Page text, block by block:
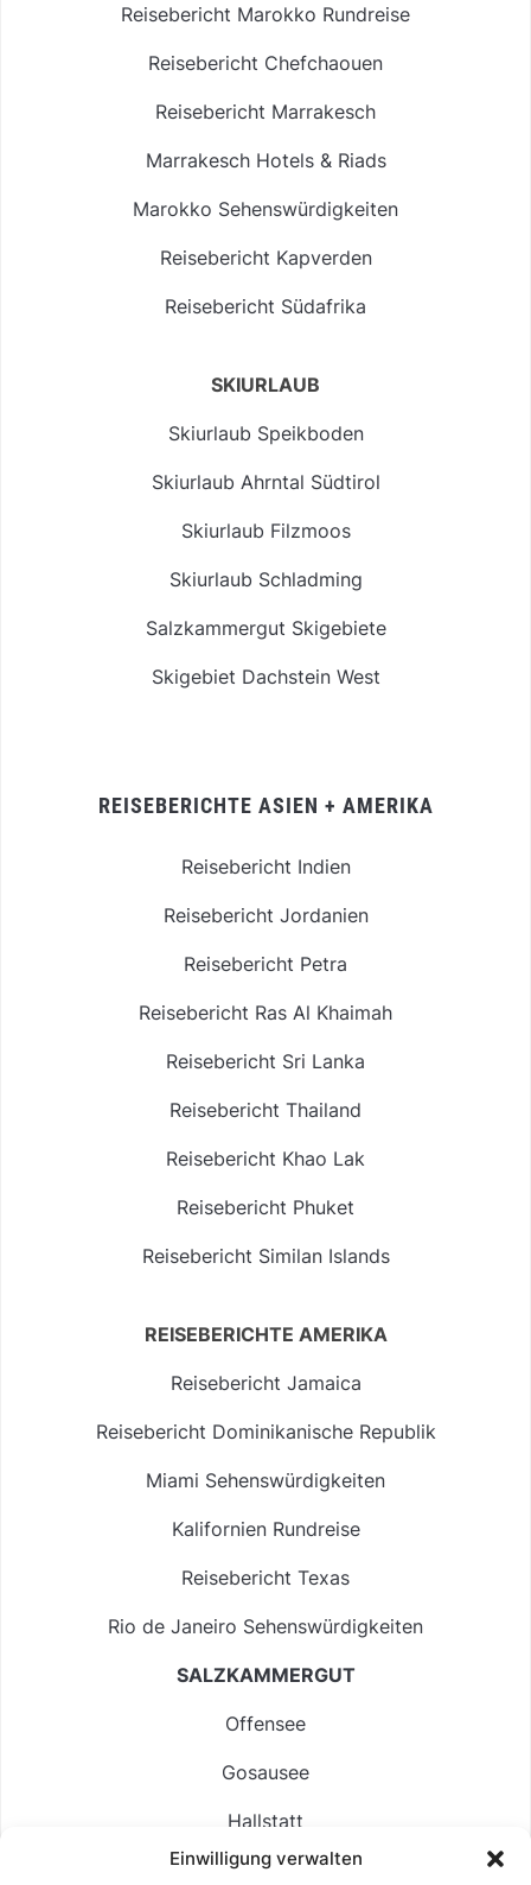
Einwilligung verwalten
Reisebericht Marokko Rundreise
Reisebericht Chefchaouen
Reisebericht Marrakesch
Marrakesch Hotels & Riads
Marokko Sehenswürdigkeiten
Reisebericht Kapverden
Reisebericht Südafrika
SKIURLAUB
Skiurlaub Speikboden
Skiurlaub Ahrntal Südtirol
Skiurlaub Filzmoos
Skiurlaub Schladming
Salzkammergut Skigebiete
Skigebiet Dachstein West
REISEBERICHTE ASIEN + AMERIKA
Reisebericht Indien
Reisebericht Jordanien
Reisebericht Petra
Reisebericht Ras Al Khaimah
Reisebericht Sri Lanka
Reisebericht Thailand
Reisebericht Khao Lak
Reisebericht Phuket
Reisebericht Similan Islands
REISEBERICHTE AMERIKA
Reisebericht Jamaica
Reisebericht Dominikanische Republik
Miami Sehenswürdigkeiten
Kalifornien Rundreise
Reisebericht Texas
Rio de Janeiro Sehenswürdigkeiten
SALZKAMMERGUT
Offensee
Gosausee
Hallstatt
Langbathsee